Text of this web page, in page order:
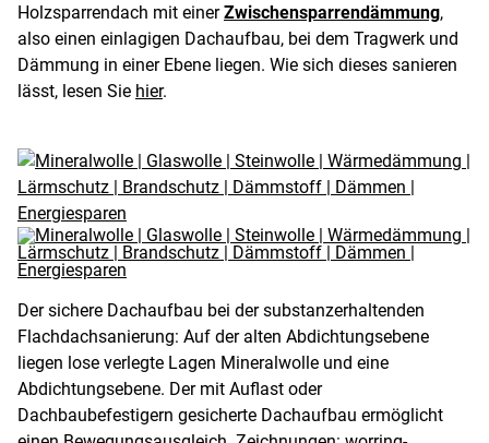
Holzsparrendach mit einerZwischensparrendämmung,
also einen einlagigen Dachaufbau, bei dem Tragwerk und
Dämmung in einer Ebene liegen. Wie sich dieses sanieren
lässt, lesen Sie hier.
Der sichere Dachaufbau bei der substanzerhaltenden
Flachdachsanierung: Auf der alten Abdichtungsebene
liegen lose verlegte Lagen Mineralwolle und eine
Abdichtungsebene. Der mit Auflast oder
Dachbaubefestigern gesicherte Dachaufbau ermöglicht